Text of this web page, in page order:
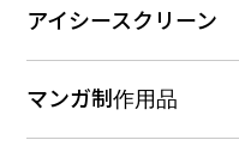
アイシースクリーン
マンガ制作用品